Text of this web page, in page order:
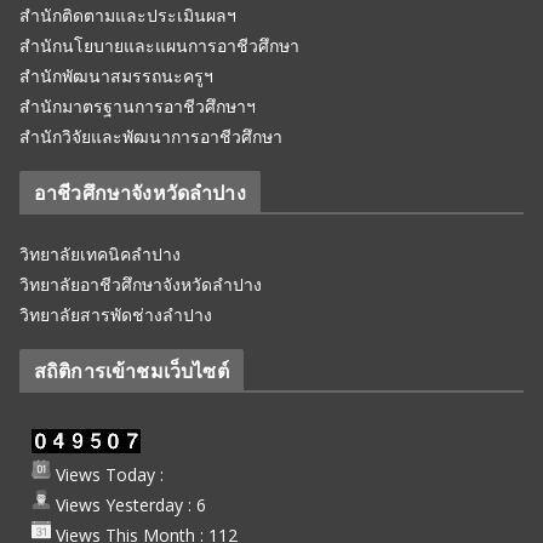
สำนักติดตามและประเมินผลฯ
สำนักนโยบายและแผนการอาชีวศึกษา
สำนักพัฒนาสมรรถนะครูฯ
สำนักมาตรฐานการอาชีวศึกษาฯ
สำนักวิจัยและพัฒนาการอาชีวศึกษา
อาชีวศึกษาจังหวัดลำปาง
วิทยาลัยเทคนิคลำปาง
วิทยาลัยอาชีวศึกษาจังหวัดลำปาง
วิทยาลัยสารพัดช่างลำปาง
สถิติการเข้าชมเว็บไซต์
Views Today :
Views Yesterday : 6
Views This Month : 112